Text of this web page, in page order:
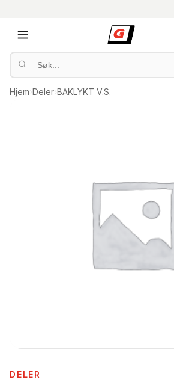
Hjem›Deler›BAKLYKT V.S.
DELER